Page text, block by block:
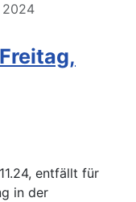
2024
entfällt für
in der